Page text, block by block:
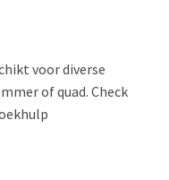
voor diverse
of quad. Check